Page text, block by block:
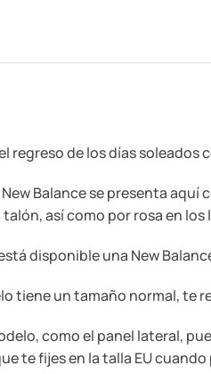
regreso de los días soleados
Balance se presenta
así como por rosa en
disponible una New
tiene un tamaño normal, te
como el panel lateral,
te fijes en la talla EU cuando